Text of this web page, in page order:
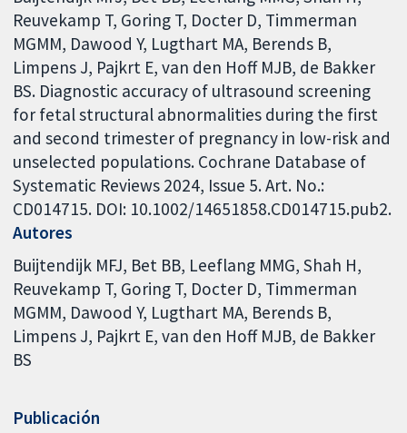
Reuvekamp T, Goring T, Docter D, Timmerman
MGMM, Dawood Y, Lugthart MA, Berends B,
Limpens J, Pajkrt E, van den Hoff MJB, de Bakker
BS. Diagnostic accuracy of ultrasound screening
for fetal structural abnormalities during the first
and second trimester of pregnancy in low-risk and
unselected populations. Cochrane Database of
Systematic Reviews 2024, Issue 5. Art. No.:
CD014715. DOI: 10.1002/14651858.CD014715.pub2.
Autores
Buijtendijk MFJ Bet BB Leeflang MMG Shah H
Reuvekamp T Goring T Docter D Timmerman
MGMM Dawood Y Lugthart MA Berends B
Limpens J Pajkrt E van den Hoff MJB de Bakker
BS
Publicación